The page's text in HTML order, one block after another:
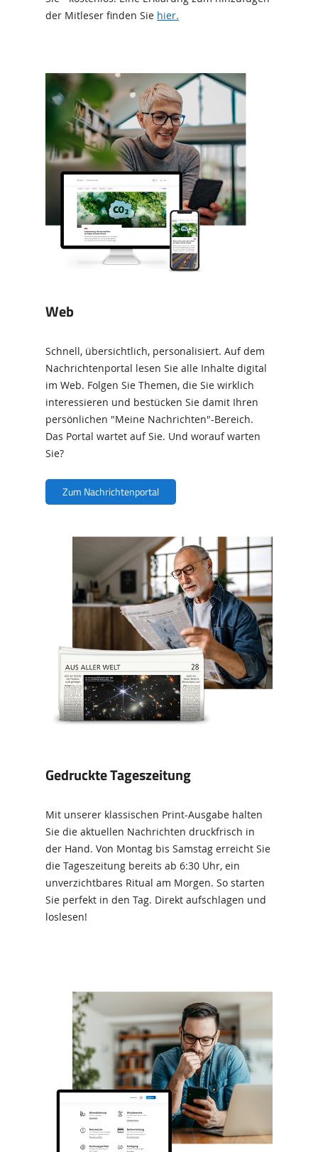
der Mitleser finden Sie hier.
Web
Schnell, übersichtlich, personalisiert. Auf dem
Nachrichtenportal lesen Sie alle Inhalte digital
im Web. Folgen Sie Themen, die Sie wirklich
interessieren und bestücken Sie damit Ihren
persönlichen "Meine Nachrichten"-Bereich.
Das Portal wartet auf Sie. Und worauf warten
Sie?
Zum Nachrichtenportal
Gedruckte Tageszeitung
Mit unserer klassischen Print-Ausgabe halten
Sie die aktuellen Nachrichten druckfrisch in
der Hand. Von Montag bis Samstag erreicht Sie
die Tageszeitung bereits ab 6:30 Uhr, ein
unverzichtbares Ritual am Morgen. So starten
Sie perfekt in den Tag. Direkt aufschlagen und
loslesen!